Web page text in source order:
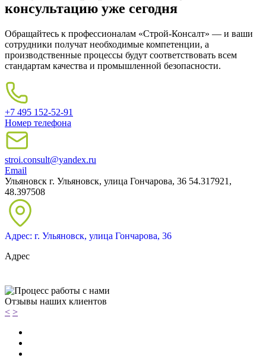
консультацию уже сегодня
Обращайтесь к профессионалам «Строй-Консалт» — и ваши
сотрудники получат необходимые компетенции, а
производственные процессы будут соответствовать всем
стандартам качества и промышленной безопасности.
+7 495 152-52-91
Номер телефона
stroi.consult@yandex.ru
Email
Ульяновск г. Ульяновск, улица Гончарова, 36 54.317921,
48.397508
Адрес: г. Ульяновск, улица Гончарова, 36
Адрес
Отзывы наших клиентов
< >